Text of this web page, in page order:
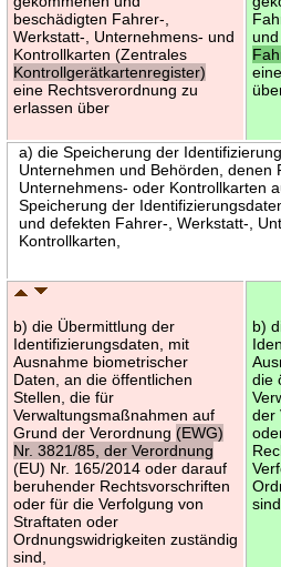
beschädigten Fahrer-,
Werkstatt-, Unternehmens- und
Kontrollkarten (Zentrales
Kontrollgerätkartenregister)
eine Rechtsverordnung zu
erlassen über
a) die Speicherung der
Unternehmen und Behörden, denen
Unternehmens- oder Kontrollkarten
Speicherung der
und defekten Fahrer-, Werkstatt-,
Kontrollkarten,
b) die Übermittlung der
Identifizierungsdaten, mit
Ausnahme biometrischer
Daten, an die öffentlichen
Stellen, die für
Verwaltungsmaßnahmen auf
Grund der Verordnung (EWG)
Nr. 3821/85, der Verordnung
(EU) Nr. 165/2014 oder darauf
beruhender Rechtsvorschriften
oder für die Verfolgung von
Straftaten oder
Ordnungswidrigkeiten zuständig
sind,
b)
die
der
sind,